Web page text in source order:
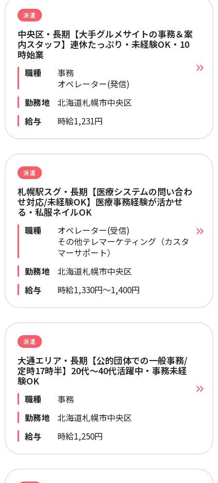
派遣
中央区・長期【大手グルメサイトの事務＆案
内スタッフ】連休たっぷり・未経験OK・10
時始業
職種
事務
オペレーター(発信)
勤務地
北海道札幌市中央区
給与
時給1,231円
派遣
札幌駅スグ・長期【医療システムの問い合わ
せ対応/未経験OK】医療事務経験が活かせ
る・私服ネイルOK
職種
オペレーター(受信)
その他テレマーケティング（カスタ
マーサポート）
勤務地
北海道札幌市中央区
給与
時給1,330円～1,400円
派遣
大通エリア・長期【公的団体での一般事務/
定時17時半】20代～40代活躍中・事務未経
験OK
職種
事務
勤務地
北海道札幌市中央区
給与
時給1,250円